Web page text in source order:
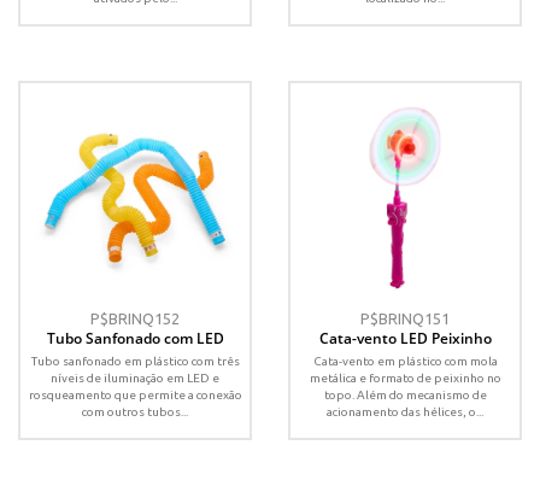
P$BRINQ152
Tubo Sanfonado com LED
Tubo sanfonado em plástico com três
níveis de iluminação em LED e
rosqueamento que permite a conexão
com outros tubos...
P$BRINQ151
Cata-vento LED Peixinho
Cata-vento em plástico com mola
metálica e formato de peixinho no
topo. Além do mecanismo de
acionamento das hélices, o...